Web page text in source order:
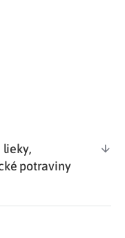
lieky,
potraviny